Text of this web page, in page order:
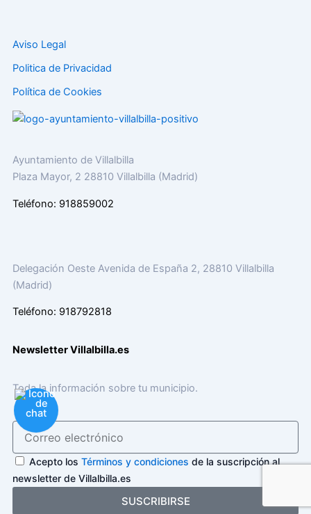
Aviso Legal
Politica de Privacidad
Política de Cookies
Ayuntamiento de Villalbilla
Plaza Mayor, 2 28810 Villalbilla (Madrid)
Teléfono: 918859002
Delegación Oeste Avenida de España 2, 28810 Villalbilla
(Madrid)
Teléfono: 918792818
Newsletter Villalbilla.es
Toda la información sobre tu municipio.
Acepto los Términos y condiciones de la suscripción al
newsletter de Villalbilla.es
SUSCRIBIRSE